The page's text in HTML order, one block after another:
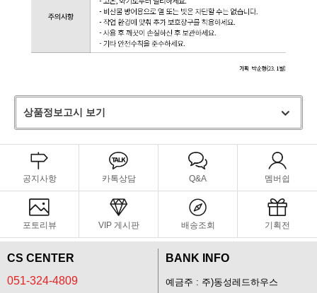
상품정보고시 보기
공지사항 카톡상담 Q&A 멤버쉽
포토리뷰 VIP 게시판 배송조회 기획전
CS CENTER
051-324-4809
BANK INFO
예금주 : 주)동성레드하우스